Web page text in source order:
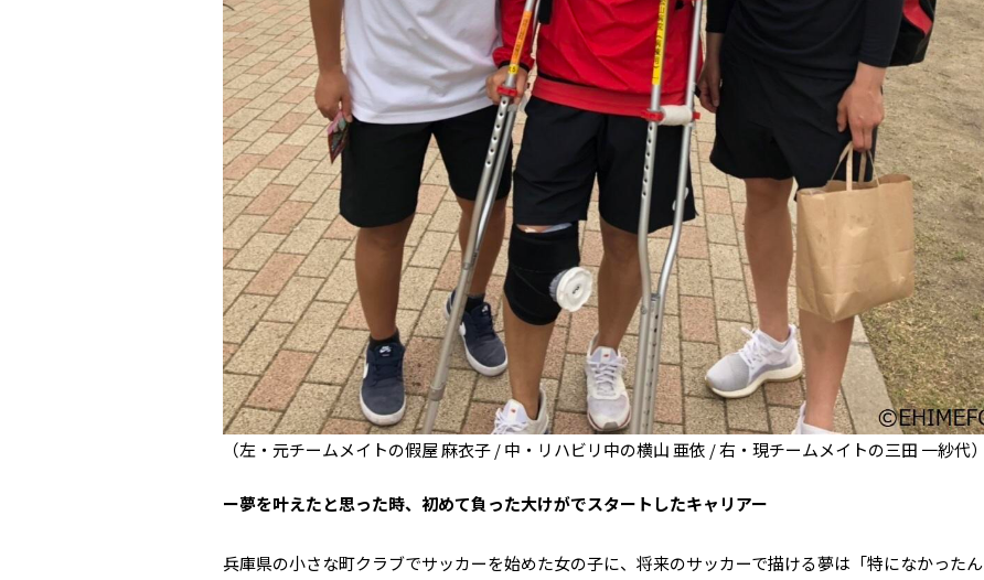
（左・ 元チームメイトの假屋 麻衣子 / 中・リハビリ中の横山 亜依 / 右・現チームメイトの三田 一紗代）
ー夢を叶えたと思った時、初めて負った大けがでスタートしたキャリアー
兵庫県の小さな町クラブでサッカーを始めた女の子に、将来のサッカーで描ける夢は「特になかったん